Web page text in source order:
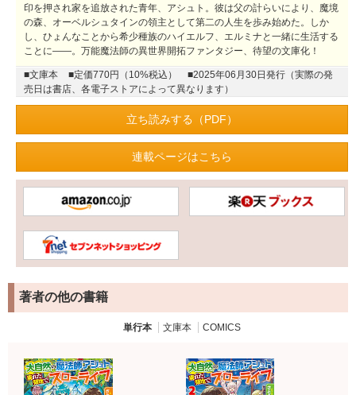
印を押され家を追放された青年、アシュト。彼は父の計らいにより、魔境
の森、オーベルシュタインの領主として第二の人生を歩み始めた。しか
し、ひょんなことから希少種族のハイエルフ、エルミナと一緒に生活する
ことに――。万能魔法師の異世界開拓ファンタジー、待望の文庫化！
■文庫本 ■定価770円（10%税込）
■2025年06月30日発行（実際の発
売日は書店、各電子ストアによって異なります）
立ち読みする（PDF）
連載ページはこちら
著者の他の書籍
単行本 文庫本 COMICS